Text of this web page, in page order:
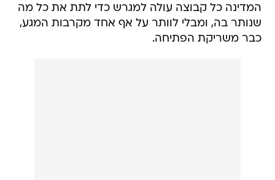
המדינה כל קבוצה עולה למגרש כדי לתת את כל מה
שנותר בה, ומבלי לוותר על אף אחד מקרבות המגע,
כבר משריקת הפתיחה.